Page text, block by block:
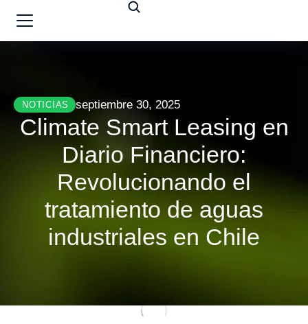
NOTICIAS septiembre 30, 2025
Climate Smart Leasing en
Diario Financiero:
Revolucionando el
tratamiento de aguas
industriales en Chile